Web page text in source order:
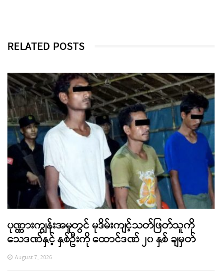
RELATED POSTS
ပုဏ္ဏားကျွန်းအမှုတွင် မုဒိမ်းကျင့်သတ်ဖြတ်သူကို
သေဒဏ်နှင့် နှစ်ဦးကို ထောင်ဒဏ် ၂၀ နှစ် ချမှတ်
August 7, 2026